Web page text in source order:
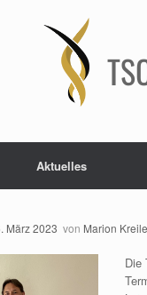
Aktuelles
März 2023 von Marion
Die